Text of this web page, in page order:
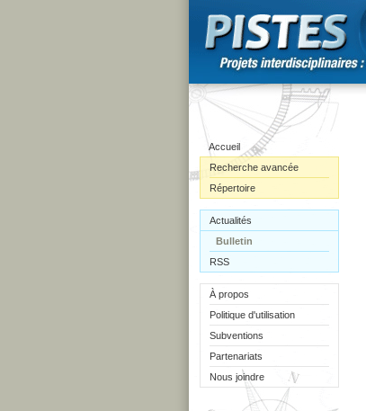
Accueil
Recherche avancée
Répertoire
Actualités
Bulletin
RSS
À propos
Politique d'utilisation
Subventions
Partenariats
Nous joindre